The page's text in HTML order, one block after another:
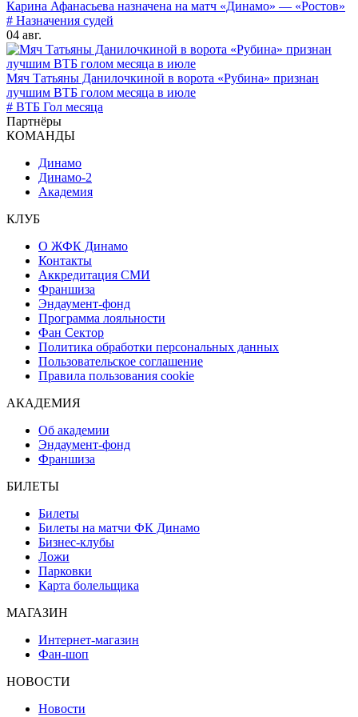
Карина Афанасьева назначена на матч «Динамо» — «Ростов»
# Назначения судей
04 авг.
Мяч Татьяны Данилочкиной в ворота «Рубина» признан
лучшим ВТБ голом месяца в июле
# ВТБ Гол месяца
Партнёры
КОМАНДЫ
Динамо
Динамо-2
Академия
КЛУБ
О ЖФК Динамо
Контакты
Аккредитация СМИ
Франшиза
Эндаумент-фонд
Программа лояльности
Фан Сектор
Политика обработки персональных данных
Пользовательское соглашение
Правила пользования cookie
АКАДЕМИЯ
Об академии
Эндаумент-фонд
Франшиза
БИЛЕТЫ
Билеты
Билеты на матчи ФК Динамо
Бизнес-клубы
Ложи
Парковки
Карта болельщика
МАГАЗИН
Интернет-магазин
Фан-шоп
НОВОСТИ
Новости